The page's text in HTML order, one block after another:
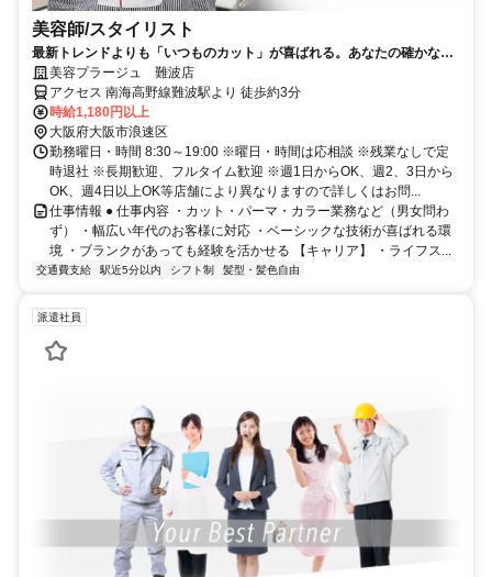
美容師/スタイリスト
最新トレンドよりも「いつものカット」が喜ばれる。あなたの確かな基
礎技術が活きる場所。
美容プラージュ 難波店
アクセス 南海高野線難波駅より 徒歩約3分
時給1,180円以上
大阪府大阪市浪速区
勤務曜日・時間 8:30～19:00 ※曜日・時間は応相談 ※残業なしで定
時退社 ※長期歓迎、フルタイム歓迎 ※週1日からOK、週2、3日から
OK、週4日以上OK等店舗により異なりますので詳しくはお問...
仕事情報 ● 仕事内容 ・カット・パーマ・カラー業務など（男女問わ
ず） ・幅広い年代のお客様に対応 ・ベーシックな技術が喜ばれる環
境 ・ブランクがあっても経験を活かせる 【キャリア】 ・ライフス...
交通費支給 駅近5分以内 シフト制 髪型・髪色自由
派遣社員